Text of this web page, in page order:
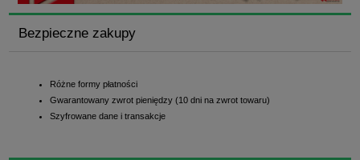
Bezpieczne zakupy
Różne formy płatności
Gwarantowany zwrot pieniędzy (10 dni na zwrot towaru)
Szyfrowane dane i transakcje